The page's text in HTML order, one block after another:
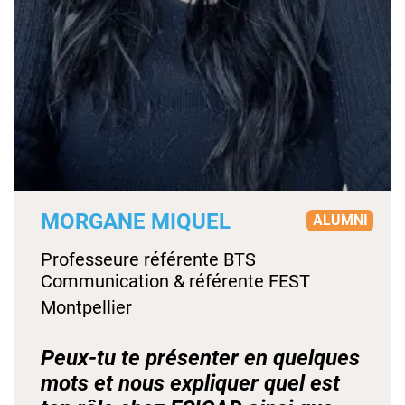
MORGANE MIQUEL ALUMNI
Professeure référente BTS
Communication & référente FEST
Montpellier
Peux-tu te présenter en quelques
mots et nous expliquer quel est